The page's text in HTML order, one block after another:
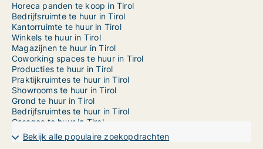
Horeca panden te koop in Tirol
Bedrijfsruimte te huur in Tirol
Kantorruimte te huur in Tirol
Winkels te huur in Tirol
Magazijnen te huur in Tirol
Coworking spaces te huur in Tirol
Producties te huur in Tirol
Praktijkruimtes te huur in Tirol
Showrooms te huur in Tirol
Grond te huur in Tirol
Bedrijfsruimtes te huur in Tirol
Garages te huur in Tirol
Horeca panden te huur in Abfaltersbach
Horeca panden te huur in Absam
Bekijk alle populaire zoekopdrachten